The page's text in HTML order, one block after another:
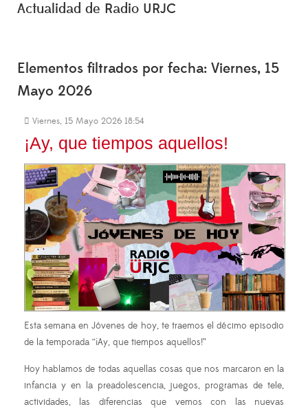
Actualidad de Radio URJC
Elementos filtrados por fecha: Viernes, 15
Mayo 2026
Viernes, 15 Mayo 2026 18:54
¡Ay, que tiempos aquellos!
Esta semana en Jóvenes de hoy, te traemos el décimo episodio
de la temporada “¡Ay, que tiempos aquellos!”
Hoy hablamos de todas aquellas cosas que nos marcaron en la
infancia y en la preadolescencia, juegos, programas de tele,
actividades, las diferencias que vemos con las nuevas